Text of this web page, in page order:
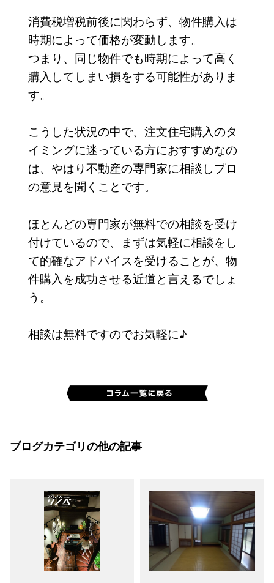
消費税増税前後に関わらず、物件購入は
時期によって価格が変動します。
つまり、同じ物件でも時期によって高く
購入してしまい損をする可能性がありま
す。
こうした状況の中で、注文住宅購入のタ
イミングに迷っている方におすすめなの
は、やはり不動産の専門家に相談しプロ
の意見を聞くことです。
ほとんどの専門家が無料での相談を受け
付けているので、まずは気軽に相談をし
て的確なアドバイスを受けることが、物
件購入を成功させる近道と言えるでしょ
う。
相談は無料ですのでお気軽に♪
ブログカテゴリの他の記事